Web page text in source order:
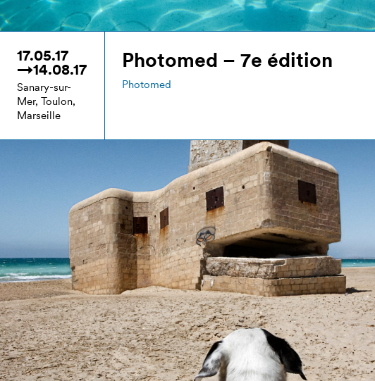
17.05.17
→14.08.17
Sanary-sur-
Mer, Toulon,
Marseille
Photomed – 7e édition
Photomed